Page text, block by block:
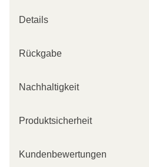
Details
Rückgabe
Nachhaltigkeit
Produktsicherheit
Kundenbewertungen